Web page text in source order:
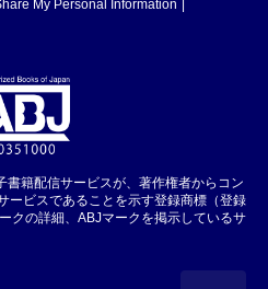
My Personal Information
籍配信サービスが、著作権者からコン
ービスであることを示す登録商標（登録
クの詳細、ABJマークを掲示しているサ